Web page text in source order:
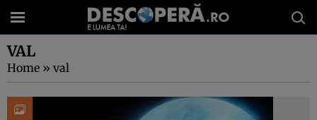
VAL
Home » val